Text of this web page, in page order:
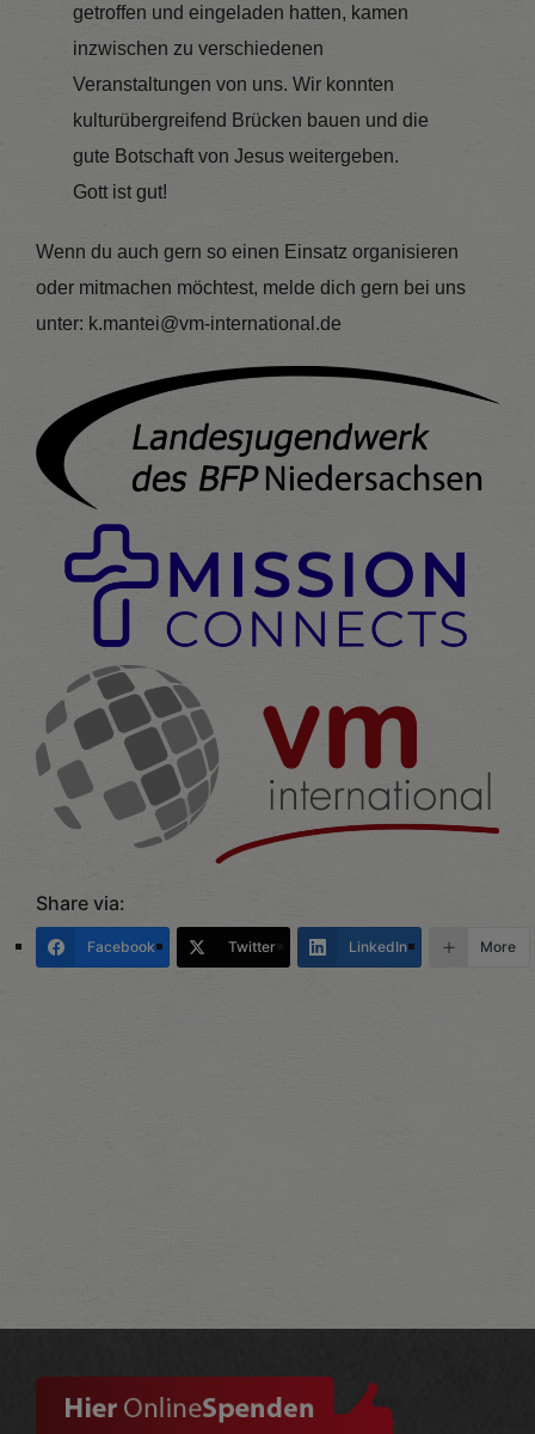
getroffen und eingeladen hatten, kamen
inzwischen zu verschiedenen
Veranstaltungen von uns. Wir konnten
kulturübergreifend Brücken bauen und die
gute Botschaft von Jesus weitergeben.
Gott ist gut!
Wenn du auch gern so einen Einsatz organisieren
oder mitmachen möchtest, melde dich gern bei uns
unter: k.mantei@vm-international.de
Share via:
Facebook Twitter LinkedIn More